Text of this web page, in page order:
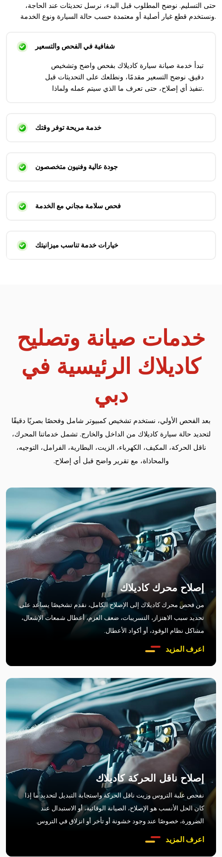
حتى التسليم. نوضح المطلوب قبل البدء، نرسل تحديثات عند الحاجة،
ونستخدم قطع غيار أصلية أو معتمدة حسب حالة السيارة ونوع الخدمة.
شفافية في الفحص والتسعير
تبدأ خدمة صيانة سيارة كاديلاك بفحص واضح وتشخيص
دقيق. نوضح التسعير مقدمًا، ونطلعك على التحديثات قبل
تنفيذ أي إصلاح، حتى تعرف ما الذي سيتم عمله ولماذا.
خدمة مريحة توفر وقتك
جودة عالية وفنيون متخصصون
فحص سلامة مجاني مع الخدمة
خيارات خدمة تناسب ميزانيتك
خدمات صيانة وتصليح
كاديلاك الرئيسية في
دبي
بعد الفحص الأولي، نستخدم تشخيص كمبيوتر شامل وفحصًا بصريًا دقيقًا
لتحديد حالة سيارة كاديلاك من الداخل والخارج. تشمل خدماتنا المحرك،
ناقل الحركة، المكيف، الكهرباء، الزيت، البطارية، الفرامل، التوجيه،
والمحاذاة، مع تقرير واضح قبل أي إصلاح.
إصلاح محرك كاديلاك
من فحص محرك كاديلاك إلى الإصلاح الكامل، نقدم تشخيصًا يساعد على
تحديد سبب الاهتزاز، التسريبات، ضعف العزم، أعطال شمعات الإشعال،
مشاكل نظام الوقود، أو أكواد الأعطال.
اعرف المزيد
إصلاح ناقل الحركة كاديلاك
نفحص علبة التروس وزيت ناقل الحركة واستجابة التبديل لتحديد ما إذا
كان الحل الأنسب هو الإصلاح، الصيانة الوقائية، أو الاستبدال عند
الضرورة، خصوصًا عند وجود خشونة أو تأخر أو انزلاق في التروس.
اعرف المزيد